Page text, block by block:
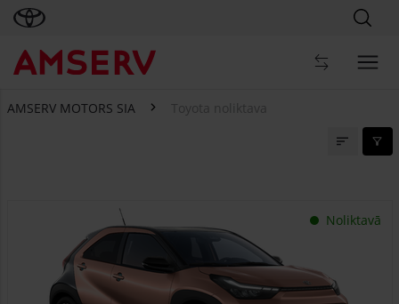
AMSERV MOTORS SIA Toyota noliktava
Noliktavā